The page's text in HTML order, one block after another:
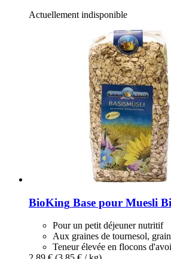
Actuellement indisponible
BioKing Base pour Muesli
Pour un petit déjeuner nutritif
Aux graines de tournesol,
Teneur élevée en flocons